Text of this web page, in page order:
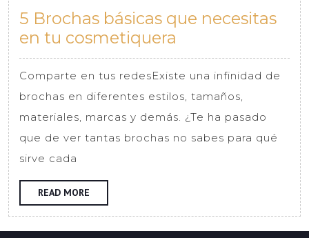
5 Brochas básicas que necesitas
en tu cosmetiquera
Brochas
básicas
que
necesitas
en
Comparte en tus redesExiste una infinidad de
brochas en diferentes estilos, tamaños,
materiales, marcas y demás. ¿Te ha pasado
que de ver tantas brochas no sabes para qué
sirve cada
READ MORE
MORE